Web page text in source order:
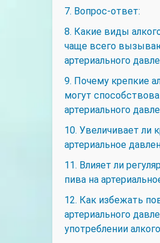
7. Вопрос-ответ:
8. Какие виды
чаще всего
артериального
9. Почему крепкие
могут
артериального
10. Увеличивает ли
артериальное
11. Влияет ли
пива на
12. Как избежать
артериального
употреблении